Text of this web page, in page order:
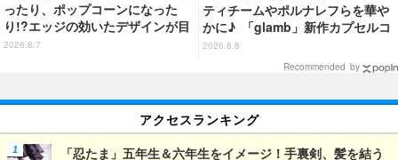
ったり、ポップコーンになった
り!?エッジの効いたデザインが目
を引く♪ トートバッグやポーチが
2026.8.7
ティチームやポルナレフらを華や
かに♪ 「glamb」新作カプセルコ
レクション登場
2026.8.8
Recommended by
アクセスランキング
「忍たま」五年生＆六年生をイメージ！手裏剣、髪を結う